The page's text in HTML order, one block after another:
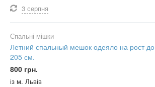
3 серпня
Спальні мішки
Летний спальный мешок одеяло на рост до
205 см.
800 грн.
із м. Львів